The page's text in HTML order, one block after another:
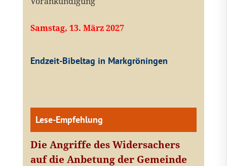
Samstag, 13. März 2027
Endzeit-Bibeltag in Markgröningen
Lese-Empfehlung
Die Angriffe des Widersachers
auf die Anbetung der Gemeinde